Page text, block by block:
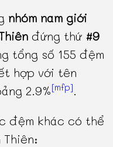
nhóm nam giới
đứng thứ #9
tổng số 155 đệm
hợp với tên
2.9%[mfp].
đệm khác có thể